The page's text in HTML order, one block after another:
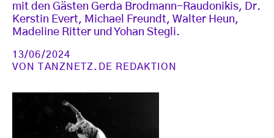
mit den Gästen Gerda Brodmann-Raudonikis, Dr.
Kerstin Evert, Michael Freundt, Walter Heun,
Madeline Ritter und Yohan Stegli.
13/06/2024
VON
TANZNETZ.DE REDAKTION